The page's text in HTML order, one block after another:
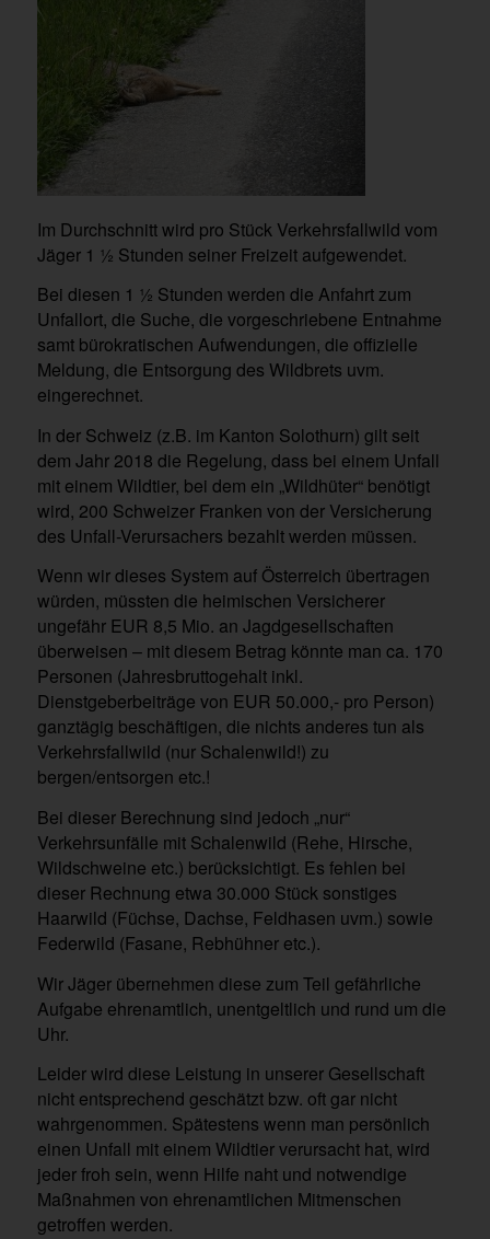
Im Durchschnitt wird pro Stück Verkehrsfallwild vom
Jäger 1 ½ Stunden seiner Freizeit aufgewendet.
Bei diesen 1 ½ Stunden werden die Anfahrt zum
Unfallort, die Suche, die vorgeschriebene Entnahme
samt bürokratischen Aufwendungen, die offizielle
Meldung, die Entsorgung des Wildbrets uvm.
eingerechnet.
In der Schweiz (z.B. im Kanton Solothurn) gilt seit
dem Jahr 2018 die Regelung, dass bei einem Unfall
mit einem Wildtier, bei dem ein „Wildhüter“ benötigt
wird, 200 Schweizer Franken von der Versicherung
des Unfall-Verursachers bezahlt werden müssen.
Wenn wir dieses System auf Österreich übertragen
würden, müssten die heimischen Versicherer
ungefähr EUR 8,5 Mio. an Jagdgesellschaften
überweisen – mit diesem Betrag könnte man ca. 170
Personen (Jahresbruttogehalt inkl.
Dienstgeberbeiträge von EUR 50.000,- pro Person)
ganztägig beschäftigen, die nichts anderes tun als
Verkehrsfallwild (nur Schalenwild!) zu
bergen/entsorgen etc.!
Bei dieser Berechnung sind jedoch „nur“
Verkehrsunfälle mit Schalenwild (Rehe, Hirsche,
Wildschweine etc.) berücksichtigt. Es fehlen bei
dieser Rechnung etwa 30.000 Stück sonstiges
Haarwild (Füchse, Dachse, Feldhasen uvm.) sowie
Federwild (Fasane, Rebhühner etc.).
Wir Jäger übernehmen diese zum Teil gefährliche
Aufgabe ehrenamtlich, unentgeltlich und rund um die
Uhr.
Leider wird diese Leistung in unserer Gesellschaft
nicht entsprechend geschätzt bzw. oft gar nicht
wahrgenommen. Spätestens wenn man persönlich
einen Unfall mit einem Wildtier verursacht hat, wird
jeder froh sein, wenn Hilfe naht und notwendige
Maßnahmen von ehrenamtlichen Mitmenschen
getroffen werden.